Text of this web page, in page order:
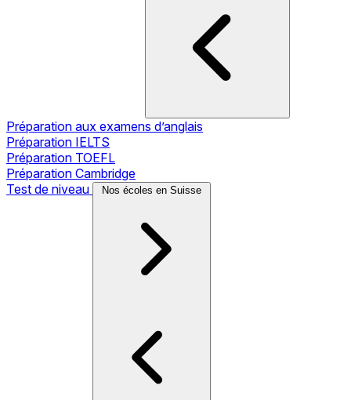
Préparation aux examens d’anglais
Préparation IELTS
Préparation TOEFL
Préparation Cambridge
Test de niveau
Nos écoles en Suisse